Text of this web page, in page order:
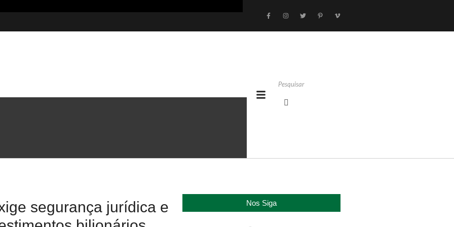
em investimentos
segurança jurídica e
Nos Siga